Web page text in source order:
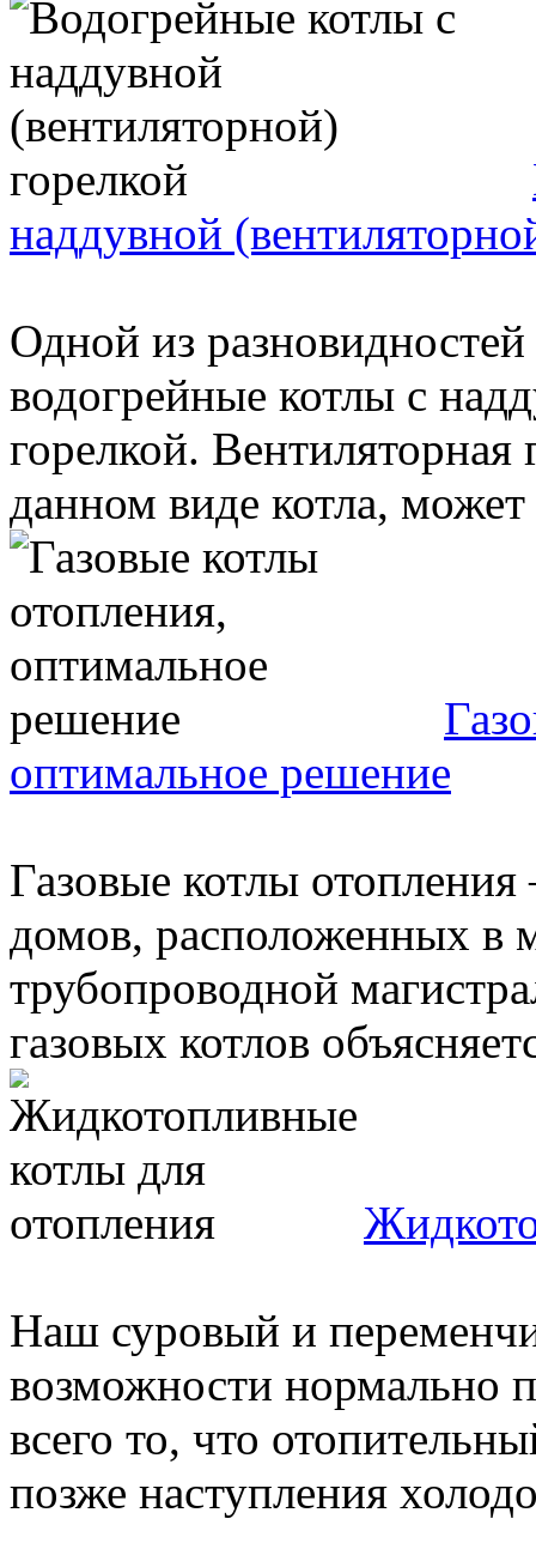
наддувной
Одной из
водогрейные котлы с
горелкой. Вентиляторная
данном виде котла,
оптимальное решение
Газовые котлы
домов, расположенных в
трубопроводной
газовых котлов
Наш суровый и
возможности нормально
всего то, что
позже наступления